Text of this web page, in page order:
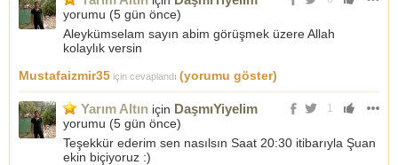
yorumu (5 gün önce)
Aleykümselam sayın abim görüşmek üzere Allah
kolaylık versin
Mustafaizmir35 için cevaplandı (yorumu göster)
1
Yarım Altın için DaşmıYiyelim
yorumu (5 gün önce)
Teşekkür ederim sen nasılsın Saat 20:30 itibarıyla Şuan
ekin biçiyoruz :)